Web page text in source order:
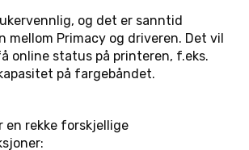
og det er sanntid
mellom Primacy og driveren. Det vil
online status på printeren, f.eks.
på fargebåndet.
en rekke forskjellige